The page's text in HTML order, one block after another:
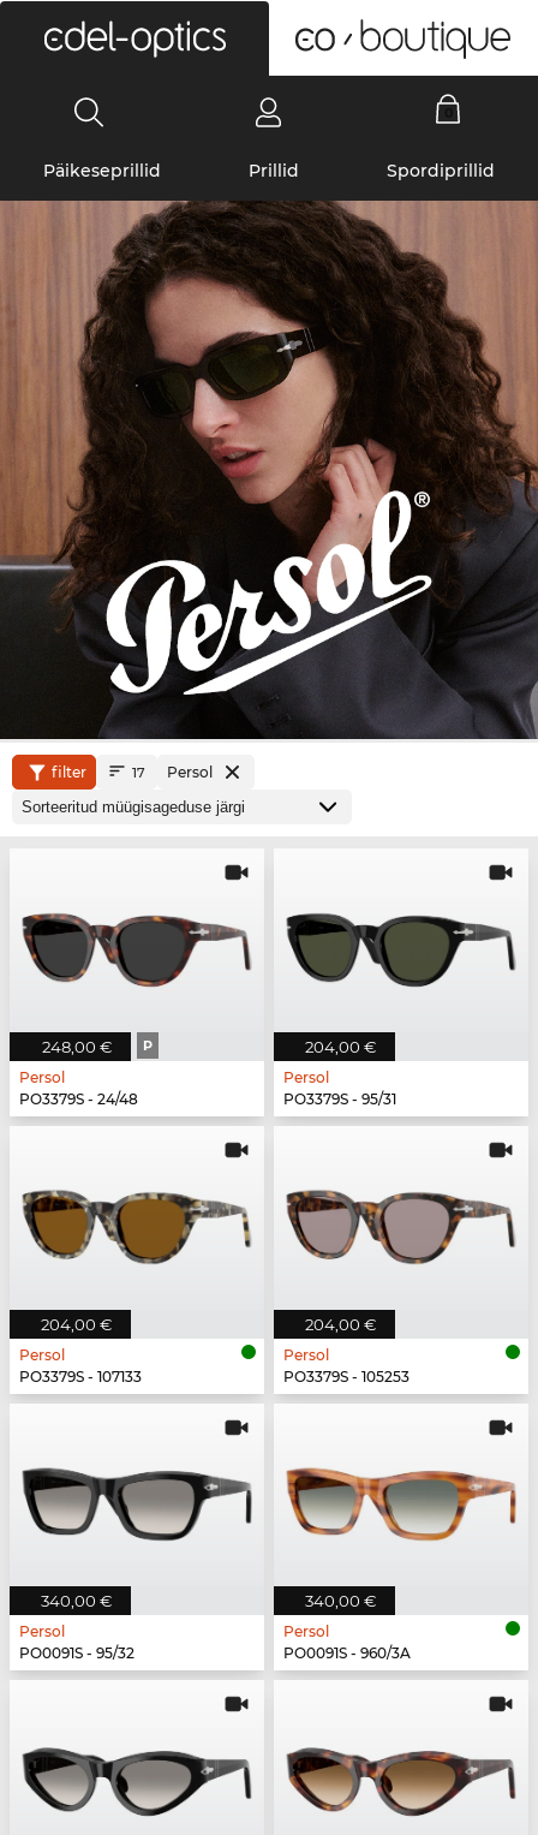
Päikeseprillid Prillid Spordiprillid
filter 17 Persol
248,00 € P
Persol
PO3379S - 24/48
204,00 €
Persol
PO3379S - 95/31
204,00 €
Persol
PO3379S - 107133
204,00 €
Persol
PO3379S - 105253
340,00 €
Persol
PO0091S - 95/32
340,00 €
Persol
PO0091S - 960/3A